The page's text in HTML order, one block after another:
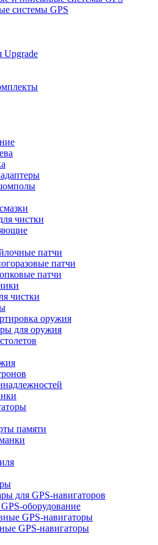
системы GPS
Upgrade
чистки
патчи
патчи
патчи
чистки
оружия
для оружия
памяти
для GPS-навигаторов
оборудование
GPS-навигаторы
GPS-навигаторы